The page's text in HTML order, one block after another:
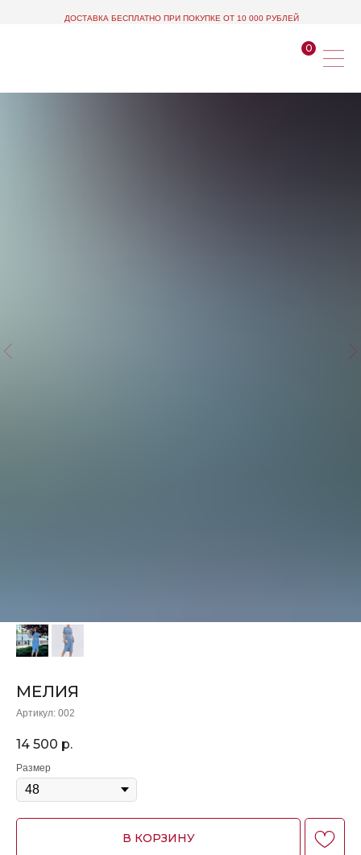
ДОСТАВКА БЕСПЛАТНО ПРИ ПОКУПКЕ ОТ 10 000 РУБЛЕЙ
0
МЕЛИЯ
Артикул: 002
14 500 р.
Размер
В КОРЗИНУ